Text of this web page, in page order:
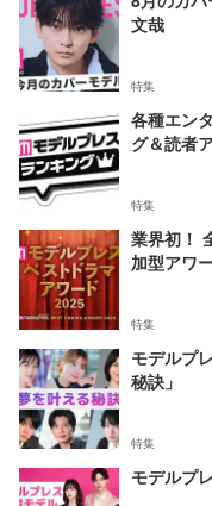
文哉
特集
各種エン
グ＆読者
特集
業界初！
加型アワ
特集
モデルプ
秘訣」
特集
モデルプ